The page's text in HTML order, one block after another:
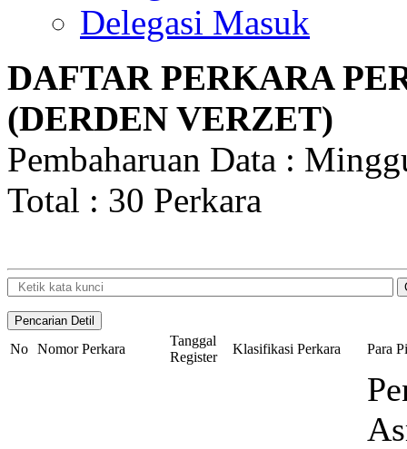
Delegasi Masuk
DAFTAR PERKARA
(DERDEN VERZET)
Pembaharuan Data :
Total : 30 Perkara
No Nomor Perkara
Tanggal
Register
Klasifikasi Perkara Para